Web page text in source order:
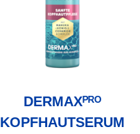
DERMAXᴾᴿᴼ
KOPFHAUTSERUM